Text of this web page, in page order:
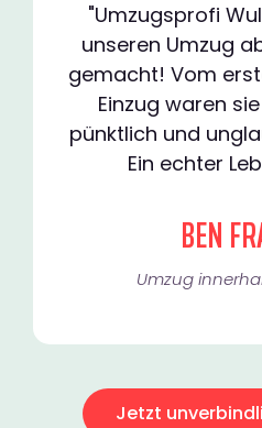
"Umzugsprofi
unseren Umzug
gemacht! Vom
Einzug waren
pünktlich und
Ein echter
BEN
Umzug
Jetzt